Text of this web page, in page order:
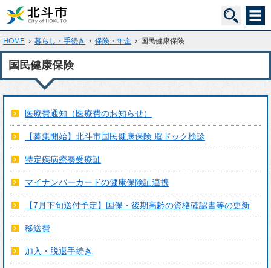
HOME › 暮らし・手続き › 保険・年金 › 国民健康保険
国民健康保険
医療費通知（医療費のお知らせ）
【募集開始】北斗市国民健康保険 脳ドック検診
特定疾病療養受療証
マイナンバーカードの健康保険証連携
【7月下旬送付予定】国保・後期高齢の資格確認書等の更新
移送費
加入・脱退手続き